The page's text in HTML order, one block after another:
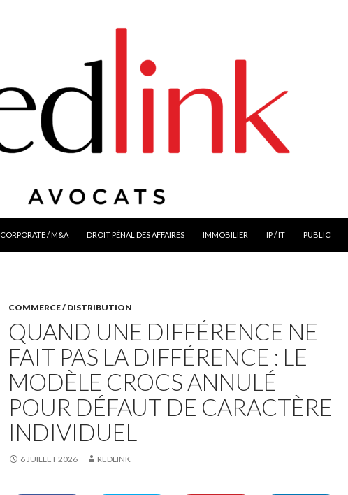
CORPORATE / M&A DROIT PÉNAL DES AFFAIRES IMMOBILIER IP / IT PUBLIC
COMMERCE / DISTRIBUTION
QUAND UNE DIFFÉRENCE NE
FAIT PAS LA DIFFÉRENCE : LE
MODÈLE CROCS ANNULÉ
POUR DÉFAUT DE CARACTÈRE
INDIVIDUEL
6 JUILLET 2026 REDLINK